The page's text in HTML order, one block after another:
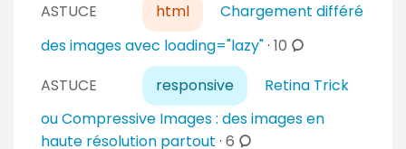
a
e
m
m
e
n
t
a
ASTUCE html
Chargement différé
des images avec loading="lazy"· 10 c
m
m
ASTUCE responsive
Retina Trick
ou Compressive Images : des images en
haute résolution partout · 6 c